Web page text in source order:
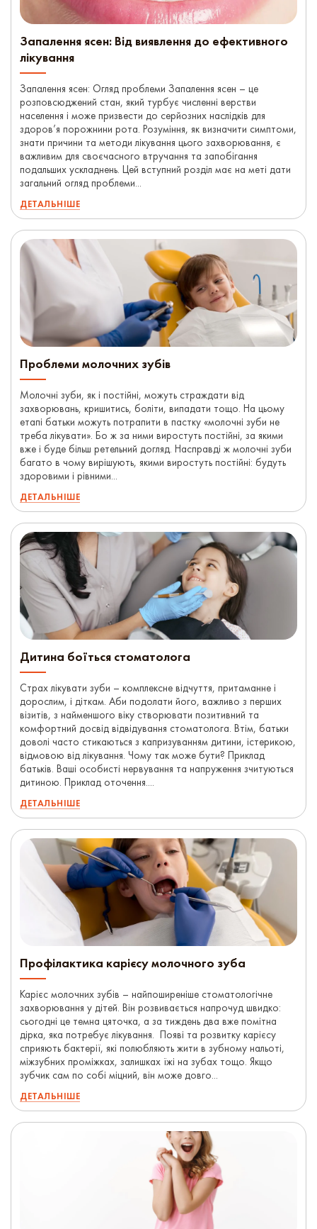
Запалення ясен: Від виявлення до ефективного
лікування
Запалення ясен: Огляд проблеми Запалення ясен – це
розповсюджений стан, який турбує численні верстви
населення і може призвести до серйозних наслідків для
здоров’я порожнини рота. Розуміння, як визначити симптоми,
знати причини та методи лікування цього захворювання, є
важливим для своєчасного втручання та запобігання
подальших ускладнень. Цей вступний розділ має на меті дати
загальний огляд проблеми...
ДЕТАЛЬНІШЕ
Проблеми молочних зубів
Молочні зуби, як і постійні, можуть страждати від
захворювань, кришитись, боліти, випадати тощо. На цьому
етапі батьки можуть потрапити в пастку «молочні зуби не
треба лікувати». Бо ж за ними виростуть постійні, за якими
вже і буде більш ретельний догляд. Насправді ж молочні зуби
багато в чому вирішують, якими виростуть постійні: будуть
здоровими і рівними...
ДЕТАЛЬНІШЕ
Дитина боїться стоматолога
Страх лікувати зуби – комплексне відчуття, притаманне і
дорослим, і діткам. Аби подолати його, важливо з перших
візитів, з найменшого віку створювати позитивний та
комфортний досвід відвідування стоматолога. Втім, батьки
доволі часто стикаються з капризуванням дитини, істерикою,
відмовою від лікування. Чому так може бути? Приклад
батьків. Ваші особисті нервування та напруження зчитуються
дитиною. Приклад оточення....
ДЕТАЛЬНІШЕ
Профілактика карієсу молочного зуба
Карієс молочних зубів – найпоширеніше стоматологічне
захворювання у дітей. Він розвивається напрочуд швидко:
сьогодні це темна цяточка, а за тиждень два вже помітна
дірка, яка потребує лікування. Появі та розвитку карієсу
сприяють бактерії, які полюбляють жити в зубному нальоті,
міжзубних проміжках, залишках їжі на зубах тощо. Якщо
зубчик сам по собі міцний, він може довго...
ДЕТАЛЬНІШЕ